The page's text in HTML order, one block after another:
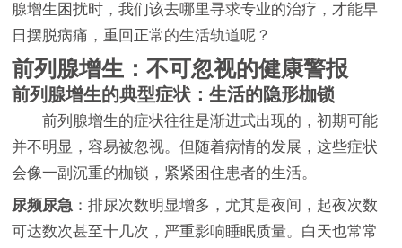
腺增生困扰时，我们该去哪里寻求专业的治疗，才能早
日摆脱病痛，重回正常的生活轨道呢？
前列腺增生：不可忽视的健康警报
前列腺增生的典型症状：生活的隐形枷锁
前列腺增生的症状往往是渐进式出现的，初期可能
并不明显，容易被忽视。但随着病情的发展，这些症状
会像一副沉重的枷锁，紧紧困住患者的生活。
尿频尿急 ：排尿次数明显增多，尤其是夜间，起夜次数
可达数次甚至十几次，严重影响睡眠质量。白天也常常